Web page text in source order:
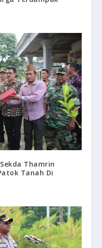
Thamrin
Tanah Di